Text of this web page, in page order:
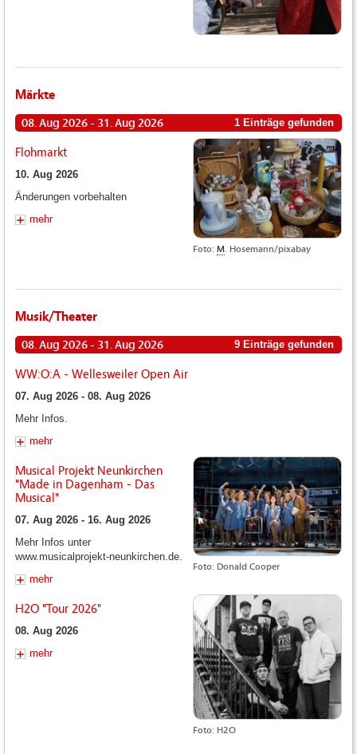
Märkte
08. Aug 2026 - 31. Aug 2026 1 Einträge gefunden
Foto: M. Hosemann/pixabay
Flohmarkt
10. Aug 2026
Änderungen vorbehalten
mehr
Musik/Theater
08. Aug 2026 - 31. Aug 2026 9 Einträge gefunden
WW:O:A - Wellesweiler Open Air
07. Aug 2026 - 08. Aug 2026
Mehr Infos.
mehr
Foto: Donald Cooper
Musical Projekt Neunkirchen
"Made in Dagenham - Das
Musical"
07. Aug 2026 - 16. Aug 2026
Mehr Infos unter
www.musicalprojekt-neunkirchen.de.
mehr
Foto: H2O
H2O "Tour 2026"
08. Aug 2026
mehr